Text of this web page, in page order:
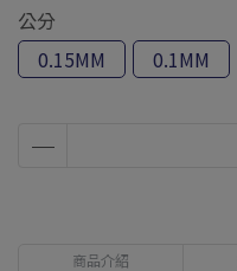
公分
0.15MM
0.1MM
商品介紹